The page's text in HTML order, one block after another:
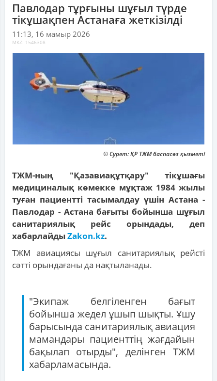
Павлодар тұрғыны шұғыл түрде
тікұшақпен Астанаға жеткізілді
11:13, 16 мамыр 2026
MKZ: 1546308
© Сурет: ҚР ТЖМ баспасөз қызметі
ТЖМ-ның "Қазавиақұтқару" тікұшағы
медициналық көмекке мұқтаж 1984 жылы
туған пациентті тасымалдау үшін Астана -
Павлодар - Астана бағыты бойынша шұғыл
санитариялық рейс орындады, деп
хабарлайдыZakon.kz.
ТЖМ авиациясы шұғыл санитариялық рейсті
сәтті орындағаны да нақтыланады.
"Экипаж белгіленген бағыт
бойынша жедел ұшып шықты. Ұшу
барысында санитариялық авиация
мамандары пациенттің жағдайын
бақылап отырды", делінген ТЖМ
хабарламасында.